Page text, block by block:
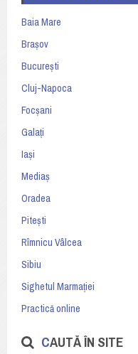
Baia Mare
Brașov
București
Cluj-Napoca
Focșani
Galați
Iași
Mediaș
Oradea
Pitești
Rîmnicu Vâlcea
Sibiu
Sighetul Marmației
Practică online
CAUTĂ ÎN SITE